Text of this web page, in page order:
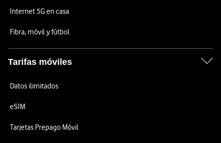
Internet 5G en casa
Fibra, móvil y fútbol
Tarifas móviles
Datos ilimitados
eSIM
Tarjetas Prepago Móvil